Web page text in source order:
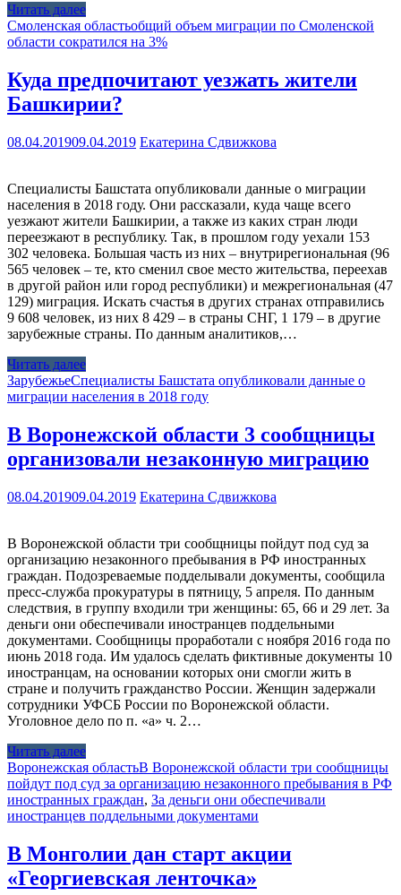
Читать далее
Смоленская областьобщий объем миграции по Смоленской
области сократился на 3%
Куда предпочитают уезжать жители
Башкирии?
08.04.201909.04.2019 Екатерина Сдвижкова
Специалисты Башстата опубликовали данные о миграции
населения в 2018 году. Они рассказали, куда чаще всего
уезжают жители Башкирии, а также из каких стран люди
переезжают в республику. Так, в прошлом году уехали 153
302 человека. Большая часть из них – внутрирегиональная (96
565 человек – те, кто сменил свое место жительства, переехав
в другой район или город республики) и межрегиональная (47
129) миграция. Искать счастья в других странах отправились
9 608 человек, из них 8 429 – в страны СНГ, 1 179 – в другие
зарубежные страны. По данным аналитиков,…
Читать далее
ЗарубежьеСпециалисты Башстата опубликовали данные о
миграции населения в 2018 году
В Воронежской области 3 сообщницы
организовали незаконную миграцию
08.04.201909.04.2019 Екатерина Сдвижкова
В Воронежской области три сообщницы пойдут под суд за
организацию незаконного пребывания в РФ иностранных
граждан. Подозреваемые подделывали документы, сообщила
пресс-служба прокуратуры в пятницу, 5 апреля. По данным
следствия, в группу входили три женщины: 65, 66 и 29 лет. За
деньги они обеспечивали иностранцев поддельными
документами. Сообщницы проработали с ноября 2016 года по
июнь 2018 года. Им удалось сделать фиктивные документы 10
иностранцам, на основании которых они смогли жить в
стране и получить гражданство России. Женщин задержали
сотрудники УФСБ России по Воронежской области.
Уголовное дело по п. «а» ч. 2…
Читать далее
Воронежская областьВ Воронежской области три сообщницы
пойдут под суд за организацию незаконного пребывания в РФ
иностранных граждан, За деньги они обеспечивали
иностранцев поддельными документами
В Монголии дан старт акции
«Георгиевская ленточка»